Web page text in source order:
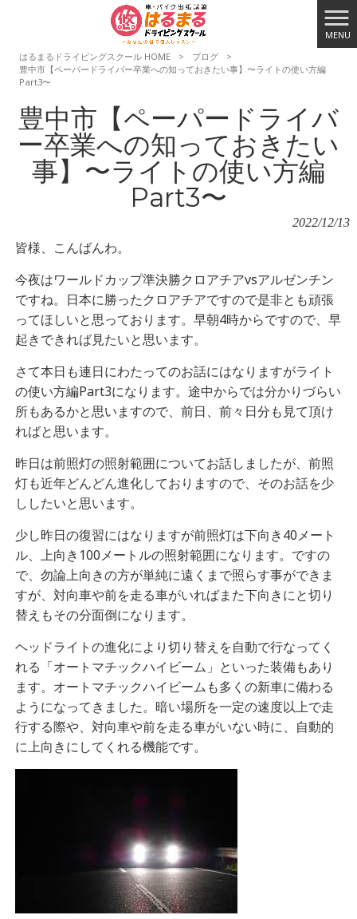
MENU
はるまるドライビングスクール HOME
> ブログ
>
豊中市【ペーパードライバー卒業への知っておきたい事】〜ライトの使い方編
Part3〜
豊中市【ペーパードライバ
ー卒業への知っておきたい
事】〜ライトの使い方編
Part3〜
2022/12/13
皆様、こんばんわ。
今夜はワールドカップ準決勝クロアチアvsアルゼンチン
ですね。日本に勝ったクロアチアですので是非とも頑張
ってほしいと思っております。早朝4時からですので、早
起きできれば見たいと思います。
さて本日も連日にわたってのお話にはなりますがライト
の使い方編Part3になります。途中からでは分かりづらい
所もあるかと思いますので、前日、前々日分も見て頂け
ればと思います。
昨日は前照灯の照射範囲についてお話しましたが、前照
灯も近年どんどん進化しておりますので、そのお話を少
ししたいと思います。
少し昨日の復習にはなりますが前照灯は下向き40メート
ル、上向き100メートルの照射範囲になります。ですの
で、勿論上向きの方が単純に遠くまで照らす事ができま
すが、対向車や前を走る車がいればまた下向きにと切り
替えもその分面倒になります。
ヘッドライトの進化により切り替えを自動で行なってく
れる「オートマチックハイビーム」といった装備もあり
ます。オートマチックハイビームも多くの新車に備わる
ようになってきました。暗い場所を一定の速度以上で走
行する際や、対向車や前を走る車がいない時に、自動的
に上向きにしてくれる機能です。